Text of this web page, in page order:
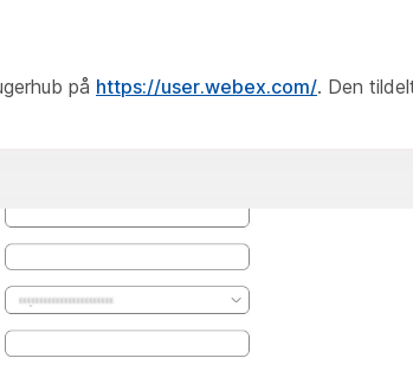
på https://user.webex.com/. Den